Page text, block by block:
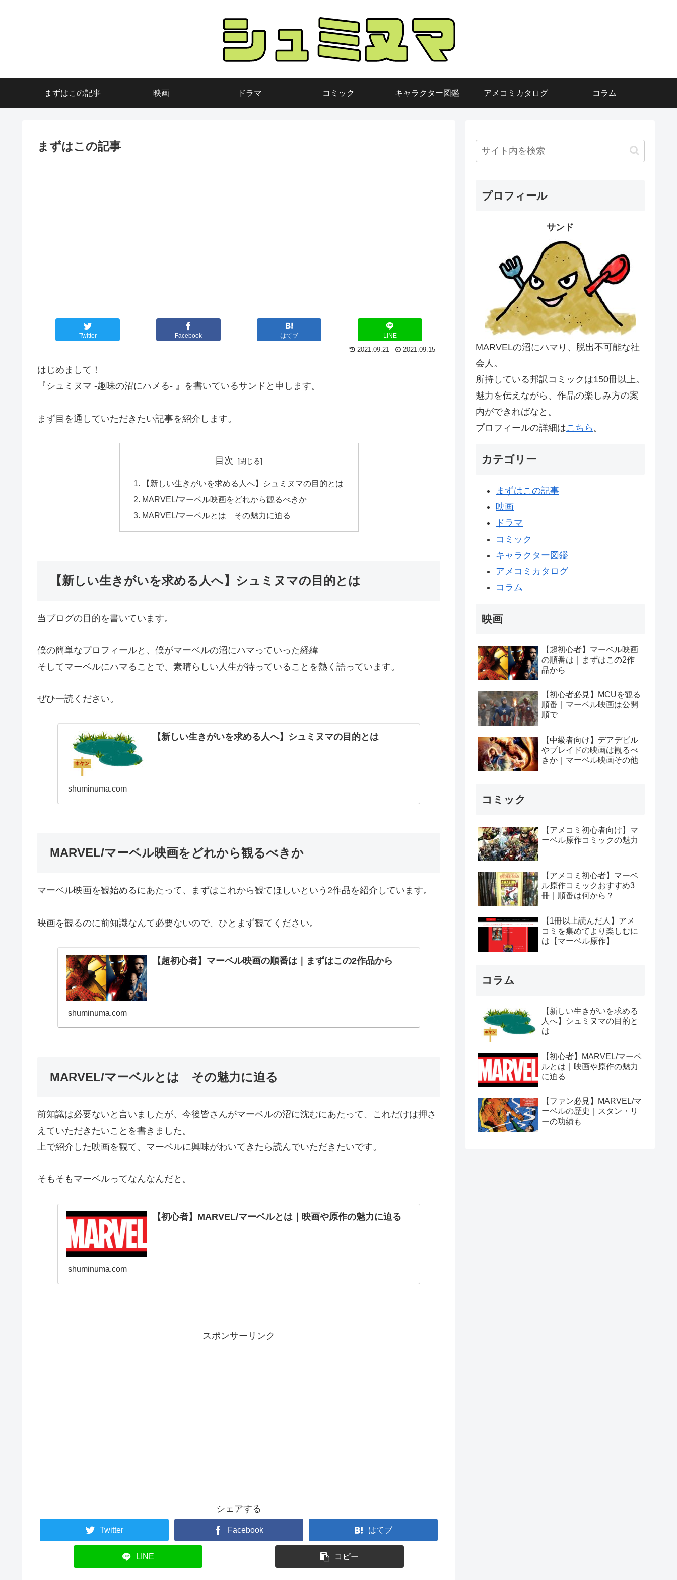
まずはこの記事 映画 ドラマ コミック キャラクター図鑑 アメコミカタログ コラム
まずはこの記事
Twitter Facebook はてブ LINE
2021.09.21 2021.09.15
はじめまして！
『シュミヌマ -趣味の沼にハメる- 』を書いているサンドと申します。
まず目を通していただきたい記事を紹介します。
目次
【新しい生きがいを求める人へ】シュミヌマの目的とは
MARVEL/マーベル映画をどれから観るべきか
MARVEL/マーベルとは その魅力に迫る
【新しい生きがいを求める人へ】シュミヌマの目的とは
当ブログの目的を書いています。
僕の簡単なプロフィールと、僕がマーベルの沼にハマっていった経緯
そしてマーベルにハマることで、素晴らしい人生が待っていることを熱く語っています。
ぜひ一読ください。
【新しい生きがいを求める人へ】シュミヌマの目的とは
shuminuma.com
MARVEL/マーベル映画をどれから観るべきか
マーベル映画を観始めるにあたって、まずはこれから観てほしいという2作品を紹介しています。
映画を観るのに前知識なんて必要ないので、ひとまず観てください。
【超初心者】マーベル映画の順番は｜まずはこの2作品から
shuminuma.com
MARVEL/マーベルとは その魅力に迫る
前知識は必要ないと言いましたが、今後皆さんがマーベルの沼に沈むにあたって、これだけは押さ
えていただきたいことを書きました。
上で紹介した映画を観て、マーベルに興味がわいてきたら読んでいただきたいです。
そもそもマーベルってなんなんだと。
【初心者】MARVEL/マーベルとは｜映画や原作の魅力に迫る
shuminuma.com
スポンサーリンク
シェアする
Twitter Facebook はてブ
LINE コピー
プロフィール
サンド
MARVELの沼にハマり、脱出不可能な社
会人。
所持している邦訳コミックは150冊以上。
魅力を伝えながら、作品の楽しみ方の案
内ができればなと。
プロフィールの詳細はこちら 。
カテゴリー
まずはこの記事
映画
ドラマ
コミック
キャラクター図鑑
アメコミカタログ
コラム
映画
【超初心者】マーベル映画
の順番は｜まずはこの2作
品から
【初心者必見】MCUを観る
順番｜マーベル映画は公開
順で
【中級者向け】デアデビル
やブレイドの映画は観るべ
きか｜マーベル映画その他
コミック
【アメコミ初心者向け】マ
ーベル原作コミックの魅力
【アメコミ初心者】マーベ
ル原作コミックおすすめ3
冊｜順番は何から？
【1冊以上読んだ人】アメ
コミを集めてより楽しむに
は【マーベル原作】
コラム
【新しい生きがいを求める
人へ】シュミヌマの目的と
は
【初心者】MARVEL/マーベ
ルとは｜映画や原作の魅力
に迫る
【ファン必見】MARVEL/マ
ーベルの歴史｜スタン・リ
ーの功績も